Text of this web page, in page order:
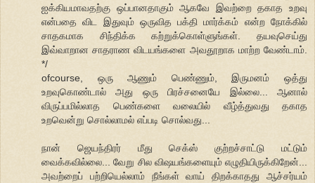
ஐக்கியமாவதற்கு ஒப்பானதாகும் ஆகவே இவற்றை தகாத உறவு
என்பதை விட இதுவும் ஒருவித பக்தி மார்க்கம் என்ற நோக்கில்
சாதகமாக சிந்திக்க கற்றுக்கொள்ளுங்கள். தயவுசெய்து
இவ்வாறான சாதராண விடயங்களை அவதூறாக மாற்ற வேண்டாம்.
*/
ofcourse, ஒரு ஆணும் பெண்ணும், இருமனம் ஒத்து
உறவுகொண்டால் அது ஒரு பிரச்சனையே இல்லை... ஆனால்
விருப்பமில்லாத பெண்களை வலையில் வீழ்த்துவது தகாத
உறவென்று சொல்லாமல் எப்படி சொல்வது...
நான் ஜெயந்திரர் மீது செக்ஸ் குற்றச்சாட்டு மட்டும்
வைக்கவில்லை... வேறு சில விஷயங்களையும் எழுதியிருக்கிறேன்...
அவற்றைப் பற்றியெல்லாம் நீங்கள் வாய் திறக்காதது ஆச்சர்யம்